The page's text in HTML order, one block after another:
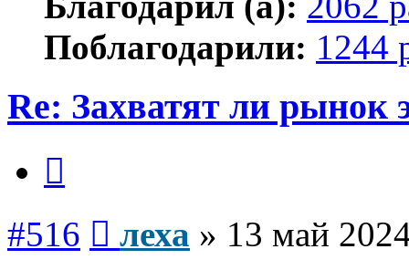
Поблагодарили: 1244
Re: Захватят ли рынок
#516 леха » 13 май